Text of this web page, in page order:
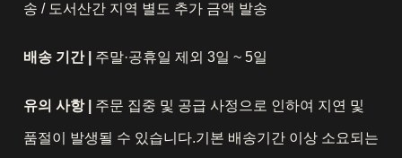
송 / 도서산간 지역 별도 추가 금액 발송
배송 기간 | 주말·공휴일 제외 3일 ~ 5일
유의 사항 | 주문 집중 및 공급 사정으로 인하여 지연 및
품절이 발생될 수 있습니다.기본 배송기간 이상 소요되는